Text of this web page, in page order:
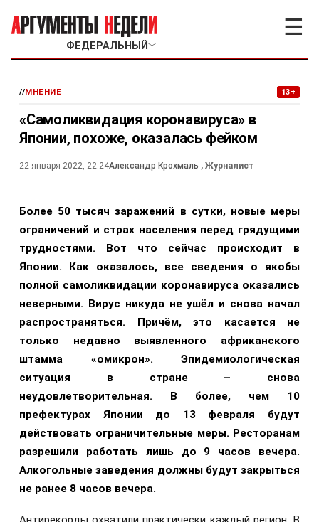
ФЕДЕРАЛЬНЫЙ ﹀
☰
//МНЕНИЕ 13+
«Самоликвидация коронавируса» в
Японии, похоже, оказалась фейком
22 января 2022, 22:24Александр Крохмаль , Журналист
Более 50 тысяч заражений в сутки, новые меры
ограничений и страх населения перед грядущими
трудностями. Вот что сейчас происходит в
Японии. Как оказалось, все сведения о якобы
полной самоликвидации коронавируса оказались
неверными. Вирус никуда не ушёл и снова начал
распространяться. Причём, это касается не
только недавно выявленного африканского
штамма «омикрон». Эпидемиологическая
ситуация в стране – снова
неудовлетворительная. В более, чем 10
префектурах Японии до 13 февраля будут
действовать ограничительные меры. Ресторанам
разрешили работать лишь до 9 часов вечера.
Алкогольные заведения должны будут закрыться
не ранее 8 часов вечера.